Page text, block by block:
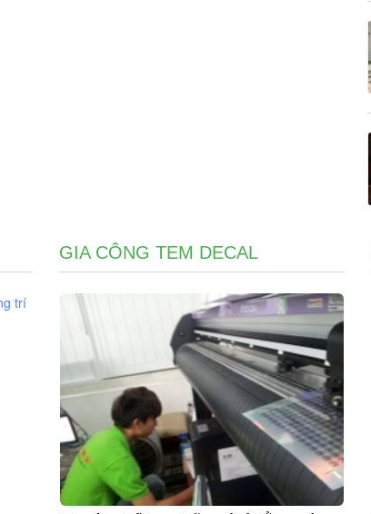
GIA CÔNG TEM DECAL